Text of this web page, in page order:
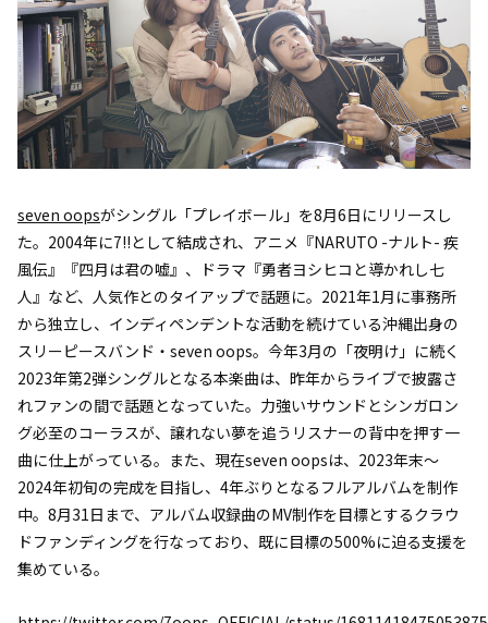
seven oopsがシングル「プレイボール」を8月6日にリリースし
た。2004年に7!!として結成され、アニメ『NARUTO -ナルト- 疾
風伝』『四月は君の嘘』、ドラマ『勇者ヨシヒコと導かれし七
人』など、人気作とのタイアップで話題に。2021年1月に事務所
から独立し、インディペンデントな活動を続けている沖縄出身の
スリーピースバンド・seven oops。今年3月の「夜明け」に続く
2023年第2弾シングルとなる本楽曲は、昨年からライブで披露さ
れファンの間で話題となっていた。力強いサウンドとシンガロン
グ必至のコーラスが、譲れない夢を追うリスナーの背中を押す一
曲に仕上がっている。また、現在seven oopsは、2023年末〜
2024年初旬の完成を目指し、4年ぶりとなるフルアルバムを制作
中。8月31日まで、アルバム収録曲のMV制作を目標とするクラウ
ドファンディングを行なっており、既に目標の500%に迫る支援を
集めている。